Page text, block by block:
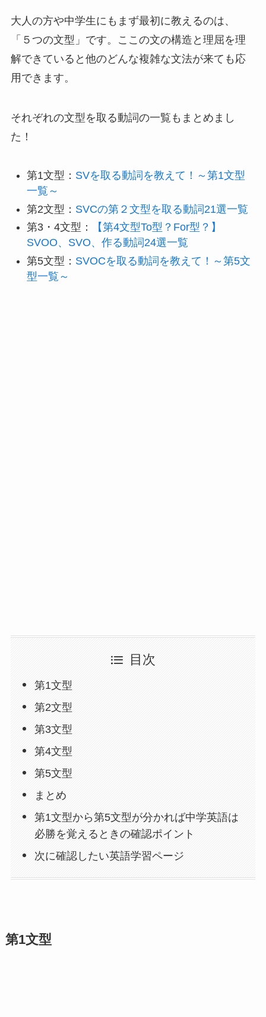
大人の方や中学生にもまず最初に教えるのは、
「５つの文型」です。ここの文の構造と理屈を理
解できていると他のどんな複雑な文法が来ても応
用できます。
それぞれの文型を取る動詞の一覧もまとめまし
た！
第1文型： SVを取る動詞を教えて！～第1文型
一覧～
第2文型： SVCの第２文型を取る動詞21選一覧
第3・4文型：
【第4文型To型？For型？】
SVOO、SVO、作る動詞24選一覧
第5文型： SVOCを取る動詞を教えて！～第5文
型一覧～
目次
第1文型
第2文型
第3文型
第4文型
第5文型
まとめ
第1文型から第5文型が分かれば中学英語は
必勝を覚えるときの確認ポイント
次に確認したい英語学習ページ
第1文型